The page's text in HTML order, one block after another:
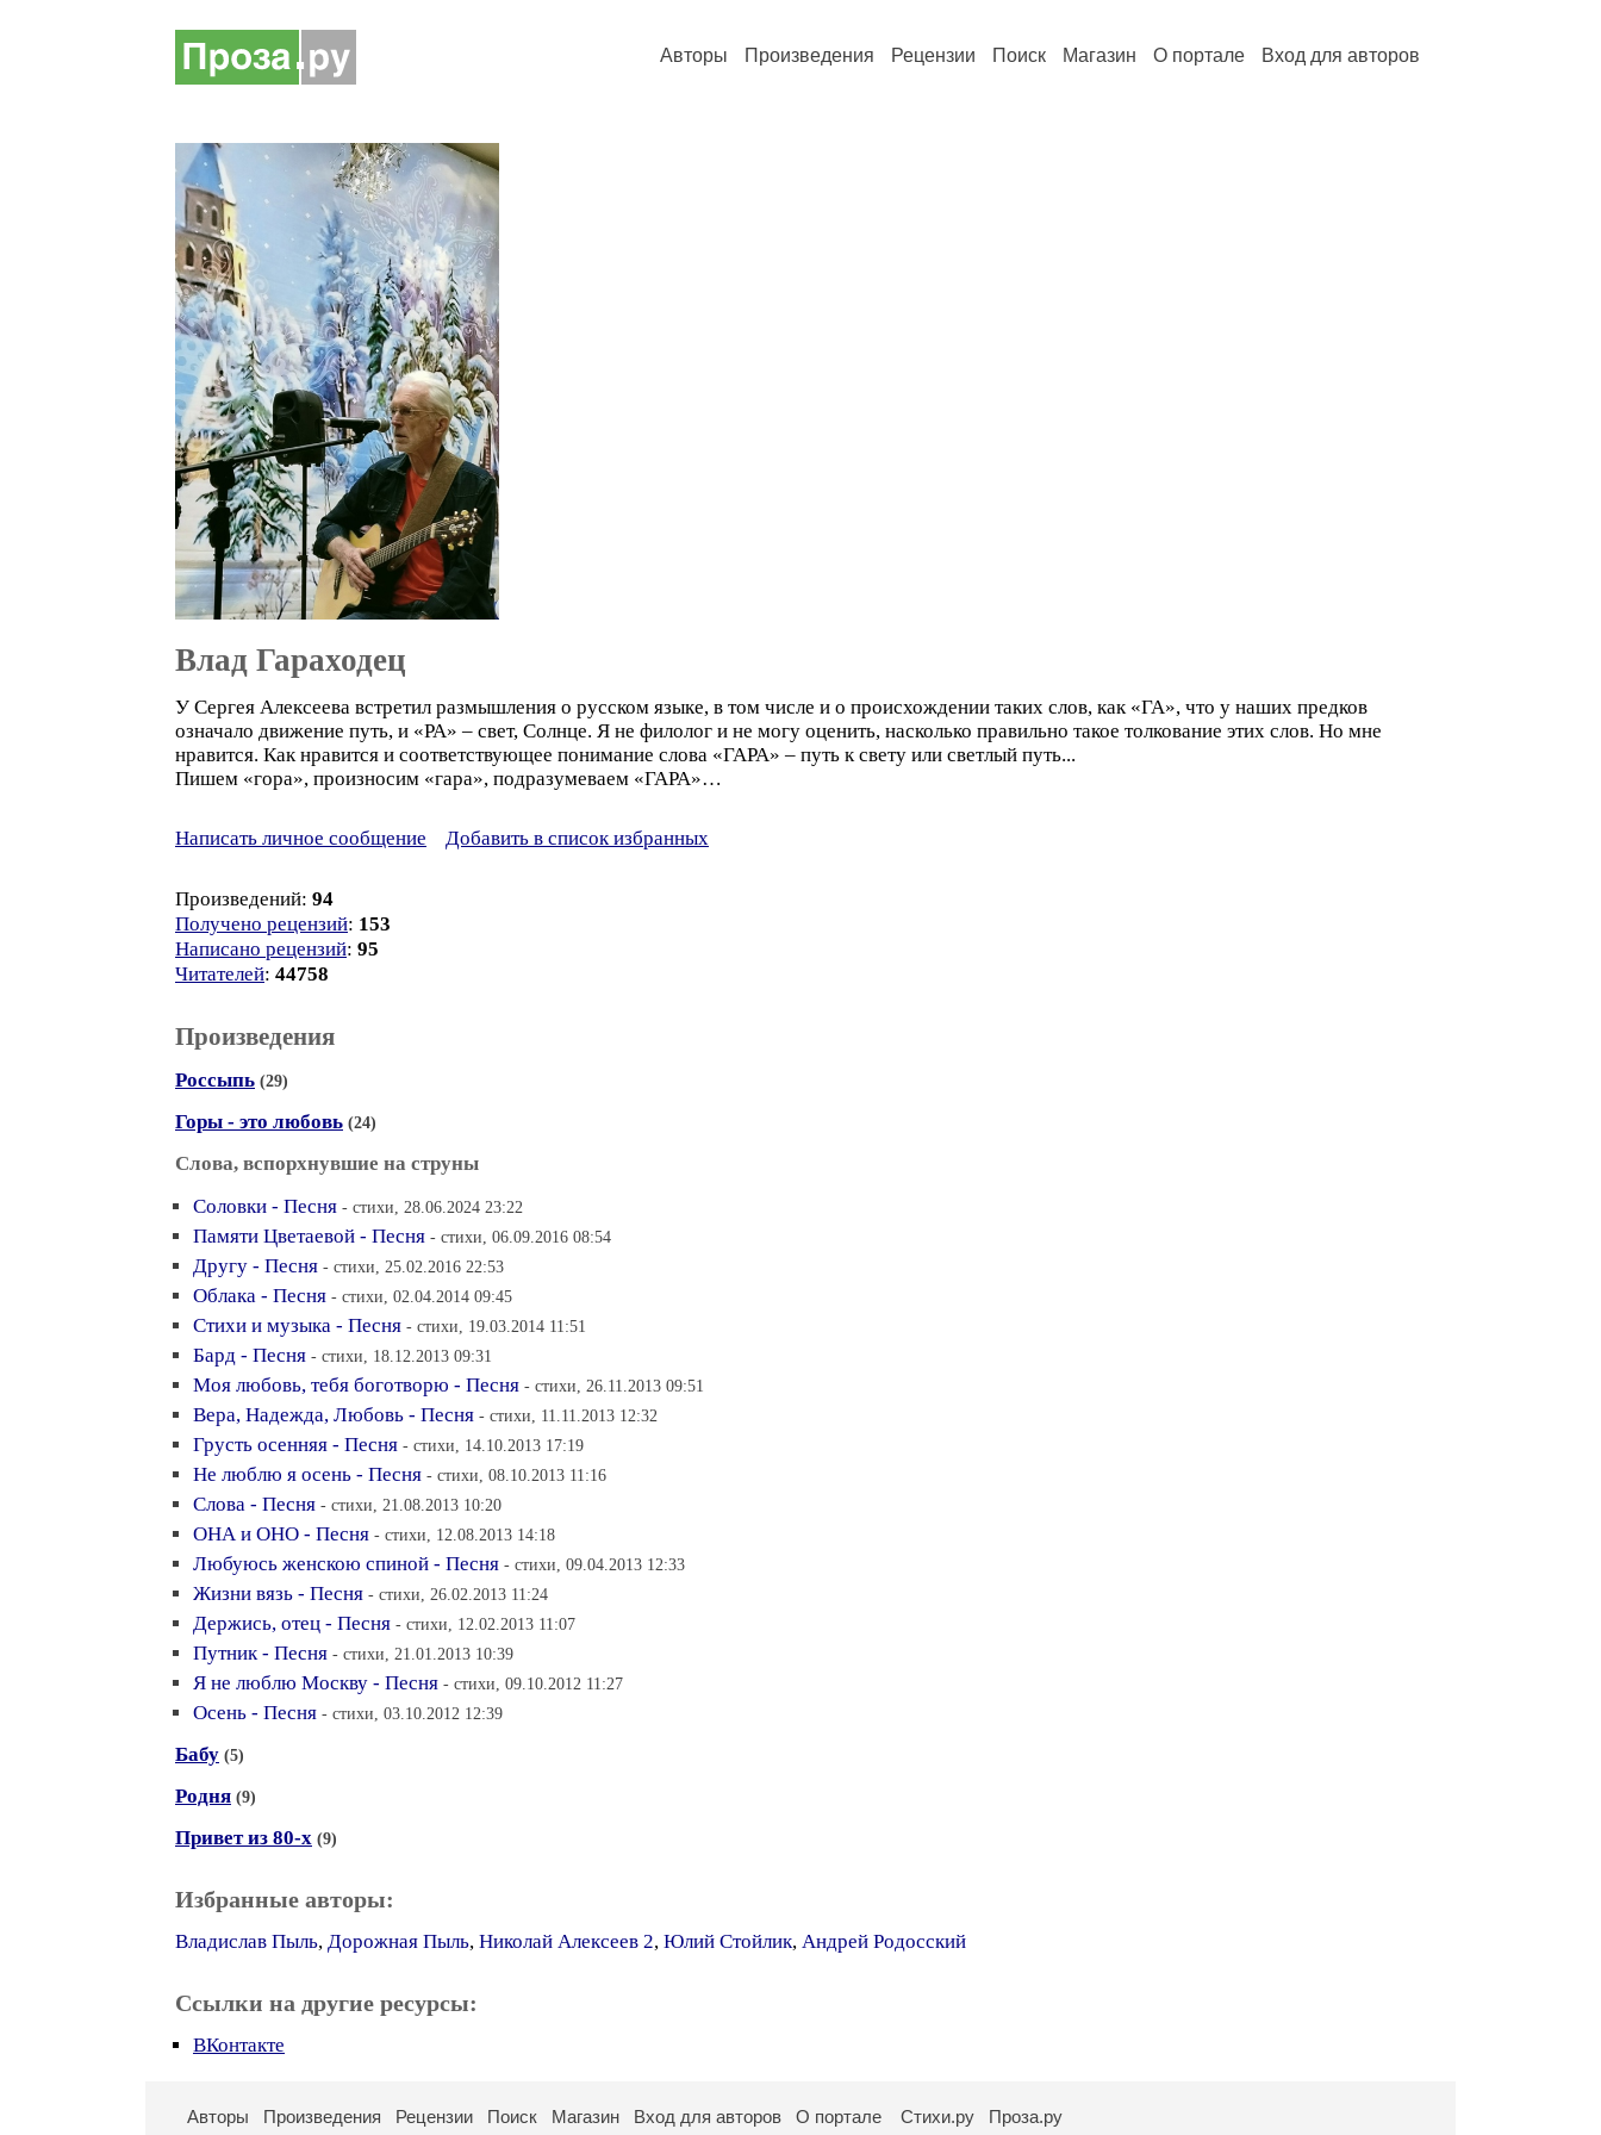
Авторы Произведения Рецензии Поиск Магазин О портале Вход для авторов
Влад Гараходец
У Сергея Алексеева встретил размышления о русском языке, в том числе и о происхождении таких слов, как «ГА», что у наших предков
означало движение путь, и «РА» – свет, Солнце. Я не филолог и не могу оценить, насколько правильно такое толкование этих слов. Но мне
нравится. Как нравится и соответствующее понимание слова «ГАРА» – путь к свету или светлый путь...
Пишем «гора», произносим «гара», подразумеваем «ГАРА»…
Написать личное сообщение Добавить в список избранных
Произведений: 94
Получено рецензий: 153
Написано рецензий: 95
Читателей: 44758
Произведения
Россыпь (29)
Горы - это любовь (24)
Слова, вспорхнувшие на струны
Соловки - Песня - стихи, 28.06.2024 23:22
Памяти Цветаевой - Песня - стихи, 06.09.2016 08:54
Другу - Песня - стихи, 25.02.2016 22:53
Облака - Песня - стихи, 02.04.2014 09:45
Стихи и музыка - Песня - стихи, 19.03.2014 11:51
Бард - Песня - стихи, 18.12.2013 09:31
Моя любовь, тебя боготворю - Песня - стихи, 26.11.2013 09:51
Вера, Надежда, Любовь - Песня - стихи, 11.11.2013 12:32
Грусть осенняя - Песня - стихи, 14.10.2013 17:19
Не люблю я осень - Песня - стихи, 08.10.2013 11:16
Слова - Песня - стихи, 21.08.2013 10:20
ОНА и ОНО - Песня - стихи, 12.08.2013 14:18
Любуюсь женскою спиной - Песня - стихи, 09.04.2013 12:33
Жизни вязь - Песня - стихи, 26.02.2013 11:24
Держись, отец - Песня - стихи, 12.02.2013 11:07
Путник - Песня - стихи, 21.01.2013 10:39
Я не люблю Москву - Песня - стихи, 09.10.2012 11:27
Осень - Песня - стихи, 03.10.2012 12:39
Бабу (5)
Родня (9)
Привет из 80-х (9)
Избранные авторы:
Владислав Пыль, Дорожная Пыль, Николай Алексеев 2, Юлий Стойлик, Андрей Родосский
Ссылки на другие ресурсы:
ВКонтакте
Авторы Произведения Рецензии Поиск Магазин Вход для авторов О портале Стихи.ру Проза.ру